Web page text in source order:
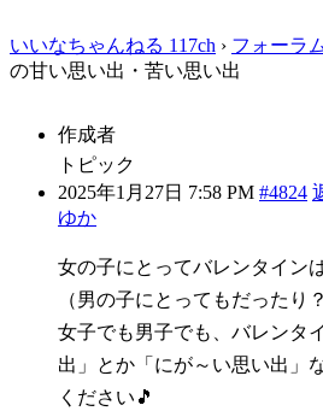
いいなちゃんねる 117ch › フォーラ
の甘い思い出・苦い思い出
作成者
トピック
2025年1月27日 7:58 PM #4824
ゆか
女の子にとってバレンタイン
（男の子にとってもだったり
女子でも男子でも、バレンタ
出」とか「にが～い思い出」
ください🎵